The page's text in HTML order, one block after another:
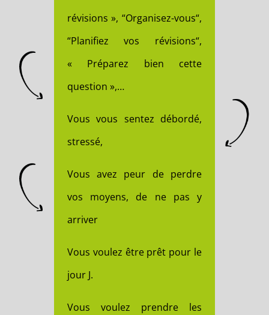
révisions », “Organisez-vous“,
“Planifiez vos révisions“,
« Préparez bien cette
question »,…
Vous vous sentez débordé,
stressé,
Vous avez peur de perdre
vos moyens, de ne pas y
arriver
Vous voulez être prêt pour le
jour J.
Vous voulez prendre les